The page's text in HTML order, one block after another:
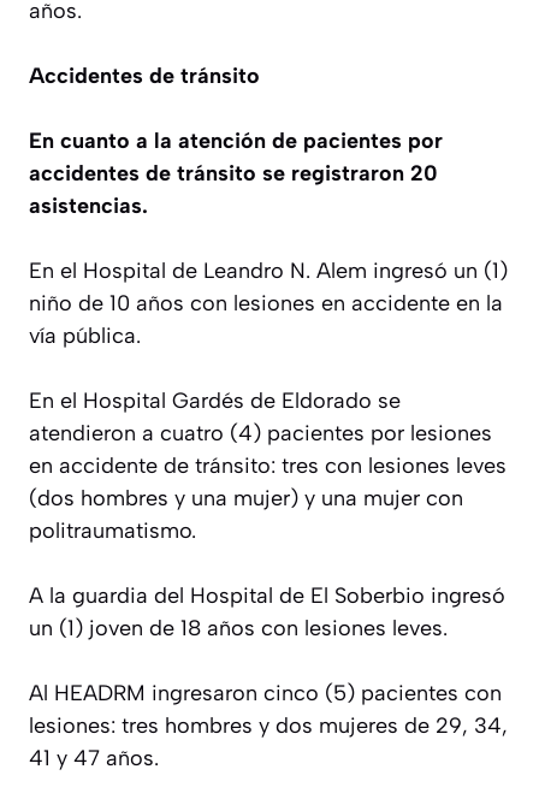
años.
Accidentes de tránsito
En cuanto a la atención de pacientes por
accidentes de tránsito se registraron 20
asistencias.
En el Hospital de Leandro N. Alem ingresó un (1)
niño de 10 años con lesiones en accidente en la
vía pública.
En el Hospital Gardés de Eldorado se
atendieron a cuatro (4) pacientes por lesiones
en accidente de tránsito: tres con lesiones leves
(dos hombres y una mujer) y una mujer con
politraumatismo.
A la guardia del Hospital de El Soberbio ingresó
un (1) joven de 18 años con lesiones leves.
Al HEADRM ingresaron cinco (5) pacientes con
lesiones: tres hombres y dos mujeres de 29, 34,
41 y 47 años.